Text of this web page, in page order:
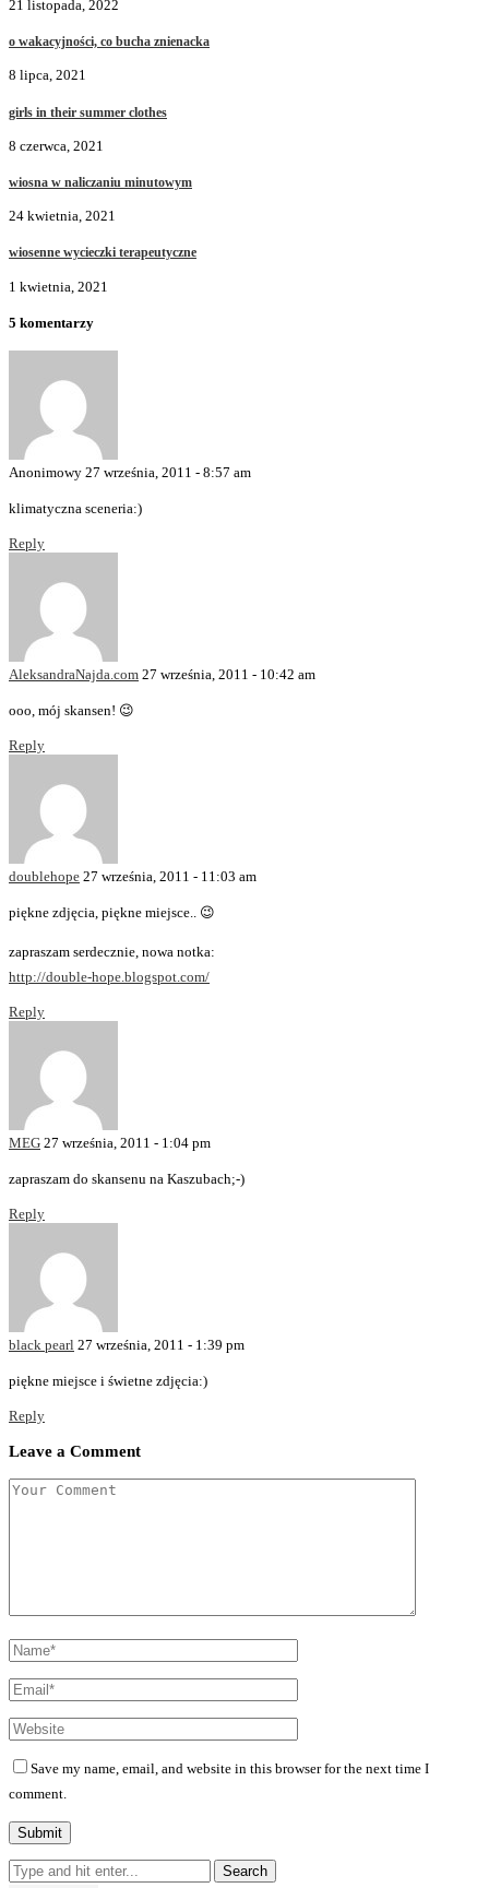
21 listopada, 2022
o wakacyjności, co bucha znienacka
8 lipca, 2021
girls in their summer clothes
8 czerwca, 2021
wiosna w naliczaniu minutowym
24 kwietnia, 2021
wiosenne wycieczki terapeutyczne
1 kwietnia, 2021
5 komentarzy
Anonimowy 27 września, 2011 - 8:57 am
klimatyczna sceneria:)
Reply
AleksandraNajda.com 27 września, 2011 - 10:42 am
ooo, mój skansen! 😉
Reply
doublehope 27 września, 2011 - 11:03 am
piękne zdjęcia, piękne miejsce.. 😉
zapraszam serdecznie, nowa notka:
http://double-hope.blogspot.com/
Reply
MEG 27 września, 2011 - 1:04 pm
zapraszam do skansenu na Kaszubach;-)
Reply
black pearl 27 września, 2011 - 1:39 pm
piękne miejsce i świetne zdjęcia:)
Reply
Leave a Comment
Save my name, email, and website in this browser for the next time I
comment.